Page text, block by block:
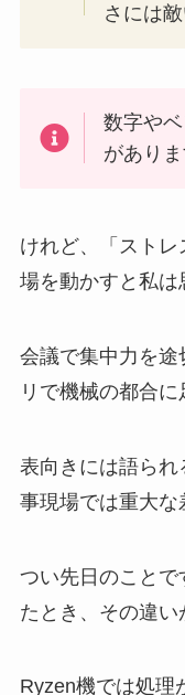
さには敵
数字や
がありま
けれど、「スト
場を動かすと私は
会議で集中力を
リで機械の都合に
表向きには語ら
事現場では重大な
つい先日のこと
たとき、その違い
Ryzen機では処理